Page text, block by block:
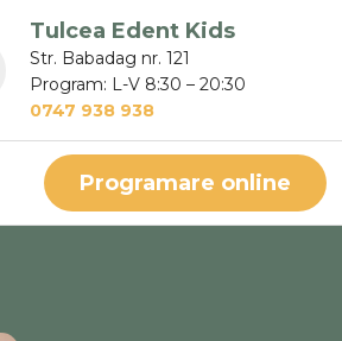
Tulcea Edent Kids
Str. Babadag nr. 121
Program: L-V 8:30 – 20:30
0747 938 938
Programare online